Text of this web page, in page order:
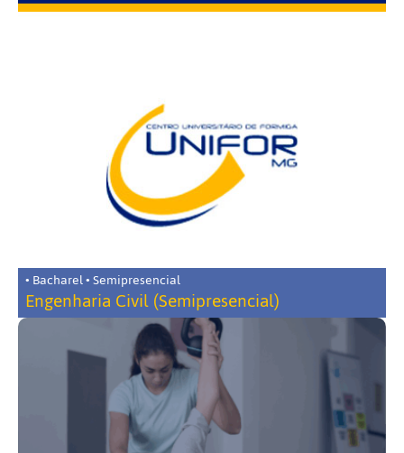
• Bacharel • Semipresencial
Engenharia Civil (Semipresencial)